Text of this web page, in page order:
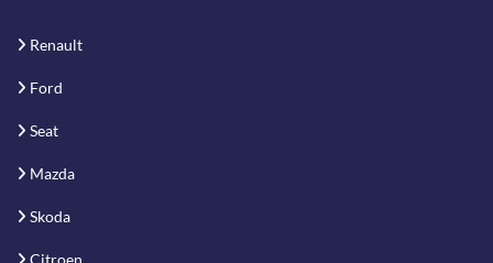
Renault
Ford
Seat
Mazda
Skoda